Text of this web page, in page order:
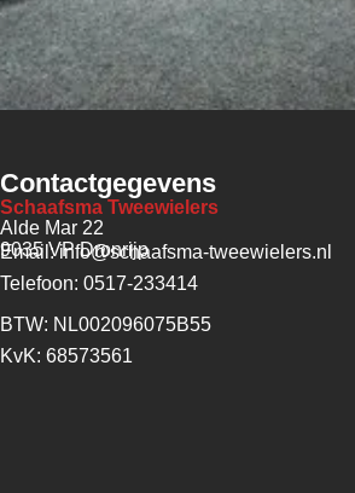
Contactgegevens
Schaafsma Tweewielers
Alde Mar 22
9035 VP Dronrijp
Email: info@schaafsma-tweewielers.nl
Telefoon: 0517-233414
BTW: NL002096075B55
KvK: 68573561